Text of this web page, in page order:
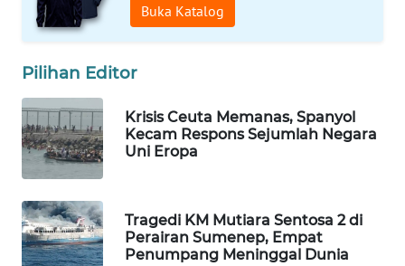
Buka Katalog
Pilihan Editor
Krisis Ceuta Memanas, Spanyol
Kecam Respons Sejumlah Negara
Uni Eropa
Tragedi KM Mutiara Sentosa 2 di
Perairan Sumenep, Empat
Penumpang Meninggal Dunia
WAHANANEWS
WAHANANEWS
CO ID
WAHANA
SPORT